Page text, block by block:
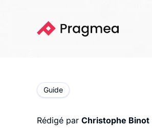
Guide
Rédigé par Christophe Binot